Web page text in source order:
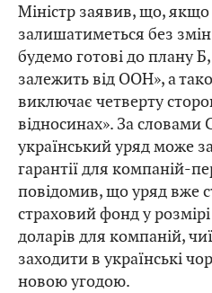
Міністр заявив, що, якщо
залишатиметься без
будемо готові до плану
залежить від ООН», а
виключає четверту
відносинах». За словами
український уряд може
гарантії для компаній-
повідомив, що уряд вже
страховий фонд у
доларів для компаній,
заходити в українські
новою угодою.